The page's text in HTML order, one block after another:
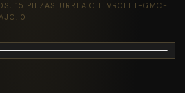
15 PIEZAS URREA CHEVROLET-GMC-
0